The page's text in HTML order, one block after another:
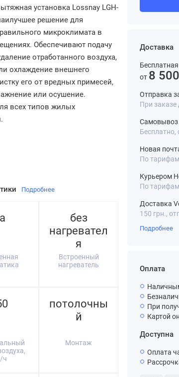
установка Lossnay LGH-
решение для
микроклимата в
Обеспечивают подачу
отработанного воздуха,
охлаждение внешнего
его от вредных примесей,
или осушение.
всех типов жилых
Подробнее
без
нагревател
я
Встроенный
нагреватель
ч
потолочны
й
Монтаж
Доставка
от 8
Отправка
При заказе
Самовывоз
Бесплатно,
Новая
По
Курьером
По
Доставка
150 грн.,
Подробнее
Оплата
При
Картой
Доступна
Оплата